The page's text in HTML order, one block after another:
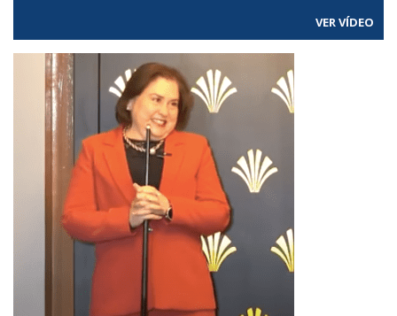
VER VÍDEO